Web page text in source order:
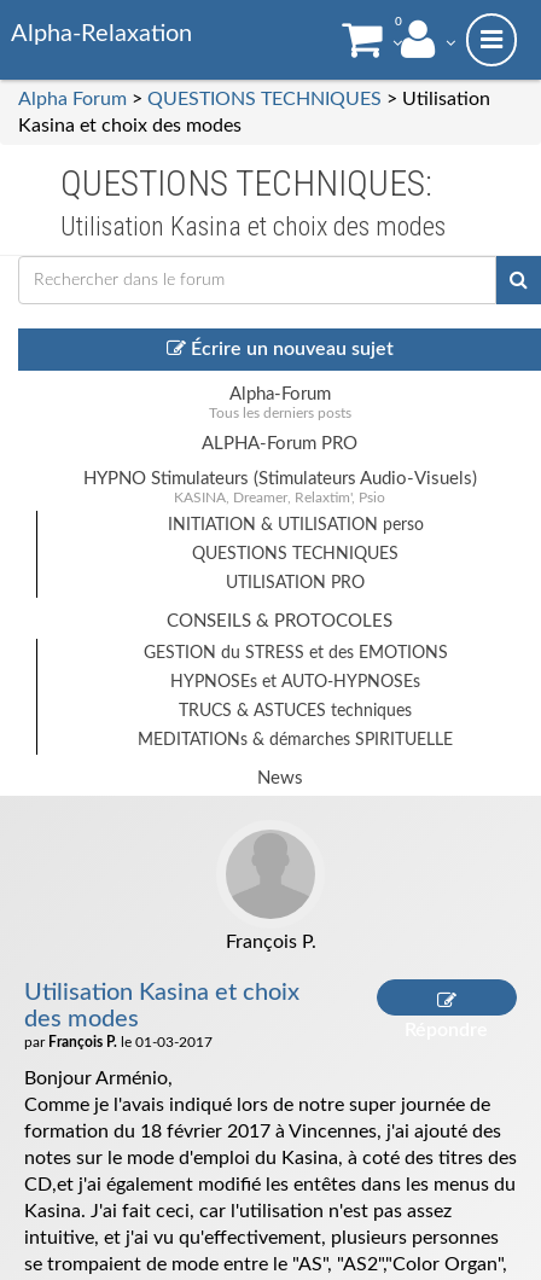
Alpha-Relaxation 0
Alpha Forum > QUESTIONS TECHNIQUES > Utilisation
Kasina et choix des modes
QUESTIONS TECHNIQUES:
Utilisation Kasina et choix des modes
Écrire un nouveau sujet
Alpha-Forum
Tous les derniers posts
ALPHA-Forum PRO
HYPNO Stimulateurs (Stimulateurs Audio-Visuels)
KASINA, Dreamer, Relaxtim', Psio
INITIATION & UTILISATION perso
QUESTIONS TECHNIQUES
UTILISATION PRO
CONSEILS & PROTOCOLES
GESTION du STRESS et des EMOTIONS
HYPNOSEs et AUTO-HYPNOSEs
TRUCS & ASTUCES techniques
MEDITATIONs & démarches SPIRITUELLE
News
François P.
Utilisation Kasina et choix
des modes
par François P. le 01-03-2017
Bonjour Arménio,
Comme je l'avais indiqué lors de notre super journée de
formation du 18 février 2017 à Vincennes, j'ai ajouté des
notes sur le mode d'emploi du Kasina, à coté des titres des
CD,et j'ai également modifié les entêtes dans les menus du
Kasina. J'ai fait ceci, car l'utilisation n'est pas assez
intuitive, et j'ai vu qu'effectivement, plusieurs personnes
se trompaient de mode entre le "AS", "AS2","Color Organ",